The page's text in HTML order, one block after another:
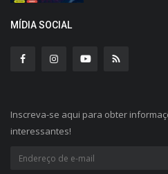
MÍDIA SOCIAL
Inscreva-se aqui para obter
interessantes!